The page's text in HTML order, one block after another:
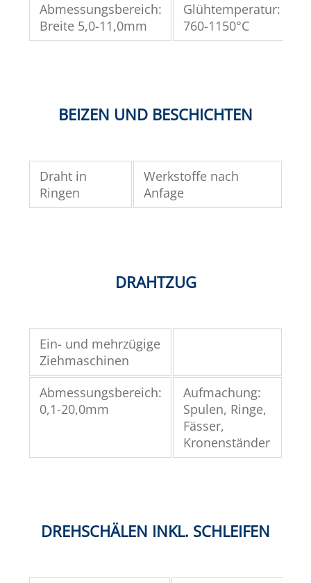
Abmessungsbereich:
Breite 5,0-11,0mm
Glühtemperatur:
760-1150°C
BEIZEN UND BESCHICHTEN
Draht in
Ringen
Werkstoffe nach
Anfage
DRAHTZUG
Ein- und mehrzügige
Ziehmaschinen
Abmessungsbereich:
0,1-20,0mm
Aufmachung:
Spulen, Ringe,
Fässer,
Kronenständer
DREHSCHÄLEN INKL. SCHLEIFEN